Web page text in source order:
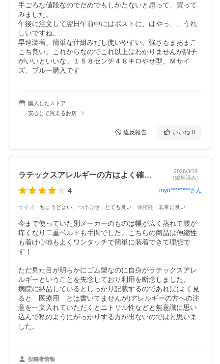
手ごろな値段なのでだめでもしかたないと思って、買って
みました。
午後に注文して翌日午前中にはポストに、はやっ、、うれ
しいですね。
早速装着、簡単な仕組みだし使いやすい。強さもまあまこ
こち良い。これからなのでこれ以上はわかりませんが調子
がいいといいな。１５８センチ４８キロやせ型、Ｍサイ
ズ、ブルー購入です
購入したストア
安心して買えるお店
違反報告 いいね 0
ラテックスアレルギーの方はよく確認を！！
2026/3/18
（編集済み）
4 myo********さん
サイズ ： ちょうどよい つけ心地 ： とても良い 伸縮性 ： 非常に良い
今まで使っていた別メーカーのものは幅が広く蒸れて腰が
痒くなり二重ベルトも手間でした。こちらの商品は伸縮性
も着け心地もよくワンタッチで簡単に装着できて理想で
す！
ただ見た目が明らかにゴム製なのに自身がラテックスアレ
ルギーということを失念しており利用を断念しました。
病院に納品しているとしっかり記載するのであれば(よく見
ると　医療用　とは書いてませんが)アレルギーの方への注
意を一文入れていただくとニトリル性などと無意識に思い
込んで私のようにがっかりする方が出ないのではと思いま
した。
投稿者情報